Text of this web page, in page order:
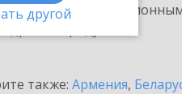
другой
с
также: Армения,